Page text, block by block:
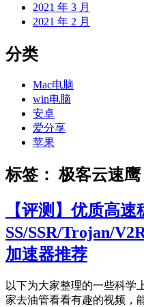
2021 年 3 月
2021 年 2 月
分类
Mac电脑
win电脑
安卓
爱分享
苹果
标签：极客云速鹰
【评测】优质高速
SS/SSR/Trojan/
加速器推荐
以下为大家整理的一些科学
家去油管看看有趣的视频，